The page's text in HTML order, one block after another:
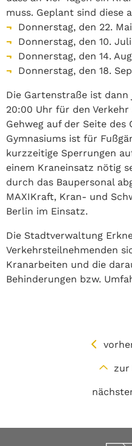
muss. Geplant sind diese
Donnerstag, den 22.
Donnerstag, den 10.
Donnerstag, den 14.
Donnerstag, den 18.
Die Gartenstraße ist
20:00 Uhr für den
Gehweg auf der Seite des
Gymnasiums ist für
kurzzeitige Sperrungen
einem Kraneinsatz nötig
durch das Baupersonal
MAXIKraft, Kran- und
Berlin im Einsatz.
Die Stadtverwaltung
Verkehrsteilnehmenden
Kranarbeiten und die
Behinderungen bzw.
zur